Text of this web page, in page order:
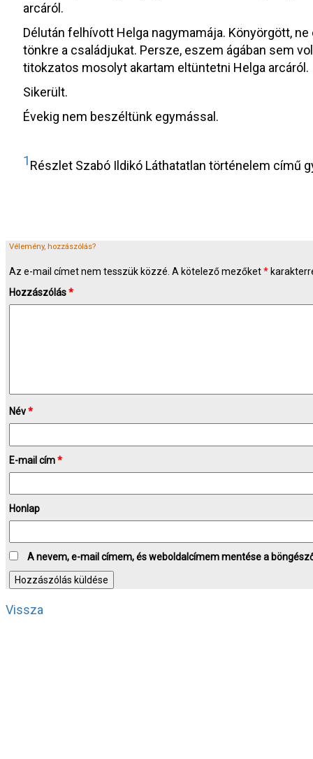
arcáról.
Délután felhívott Helga nagymamája. Könyörgött,
tönkre a családjukat. Persze, eszem ágában sem
titokzatos mosolyt akartam eltüntetni Helga arcáról.
Sikerült.
Évekig nem beszéltünk egymással.
1Részlet Szabó Ildikó Láthatatlan történelem című
Vélemény, hozzászólás?
Az e-mail címet nem tesszük közzé. A kötelező mezőket*
Hozzászólás*
Név*
E-mail cím*
Honlap
A nevem, e-mail címem, és weboldalcímem mentése a
Vissza